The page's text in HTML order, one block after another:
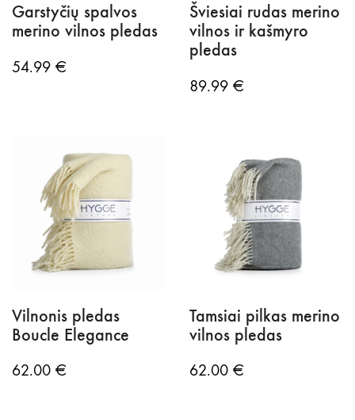
Garstyčių spalvos
merino vilnos pledas
54.99 €
Šviesiai rudas merino
vilnos ir kašmyro
pledas
89.99 €
Vilnonis pledas
Boucle Elegance
62.00 €
Tamsiai pilkas merino
vilnos pledas
62.00 €